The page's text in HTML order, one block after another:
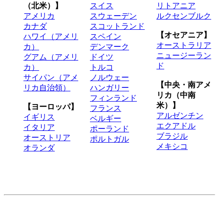
（北米）】
アメリカ
カナダ
ハワイ（アメリ
カ）
グアム（アメリ
カ）
サイパン（アメ
リカ自治領）
【ヨーロッパ】
イギリス
イタリア
オーストリア
オランダ
スイス
スウェーデン
スコットランド
スペイン
デンマーク
ドイツ
トルコ
ノルウェー
ハンガリー
フィンランド
フランス
ベルギー
ポーランド
ポルトガル
リトアニア
ルクセンブルク
【オセアニア】
オーストラリア
ニュージーラン
ド
【中央・南アメ
リカ（中南
米）】
アルゼンチン
エクアドル
ブラジル
メキシコ